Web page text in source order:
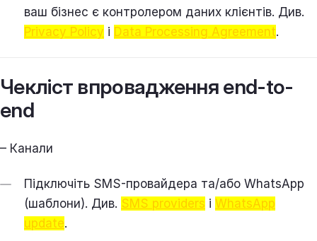
ваш бізнес є контролером даних клієнтів. Див.
Privacy Policy і Data Processing Agreement.
Чекліст впровадження end-to-
end
– Канали
Підключіть SMS-провайдера та/або WhatsApp
(шаблони). Див. SMS providers і WhatsApp
update.